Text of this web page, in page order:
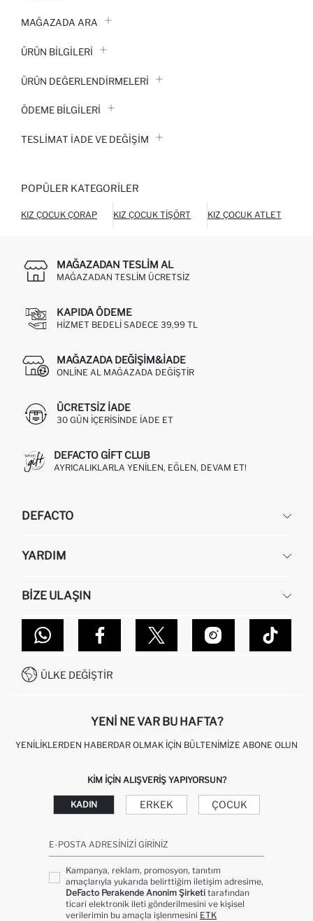
MAĞAZADA ARA
ÜRÜN BILGILERI
ÜRÜN DEĞERLENDİRMELERİ
ÖDEME BİLGİLERİ
TESLIMAT İADE VE DEĞIŞIM
POPÜLER KATEGORILER
KIZ ÇOCUK ÇORAP KIZ ÇOCUK TIŞÖRT KIZ ÇOCUK ATLET
MAĞAZADAN TESLIM AL
MAĞAZADAN TESLIM ÜCRETSIZ
KAPIDA ÖDEME
HIZMET BEDELI SADECE 39,99 TL
MAĞAZADA DEĞIŞIM&İADE
ONLINE AL MAĞAZADA DEĞIŞTIR
ÜCRETSIZ IADE
30 GÜN IÇERISINDE IADE ET
DEFACTO GIFT CLUB
AYRICALIKLARLA YENILEN, EĞLEN, DEVAM ET!
DEFACTO
HAKKIMIZDA
KURUMSAL SATIŞ
DEFACTO TEKNOLOJI
SITEMAP
YARDIM
SIPARIŞIMI NASIL TAKIP EDERIM?
NASIL İADE EDERIM?
GIFT CLUB SIKÇA SORULAN SORULAR
İŞLEM REHBERI
KAMPANYALAR
BIZE ULAŞIN
MAĞAZALARIMIZ
İLETIŞIM FORMU
0850 333 22 86
ÜLKE DEĞIŞTIR
YENI NE VAR BU HAFTA?
YENILIKLERDEN HABERDAR OLMAK İÇIN BÜLTENIMIZE ABONE OLUN
KIM IÇIN ALIŞVERIŞ YAPIYORSUN?
KADIN ERKEK ÇOCUK
E-POSTA ADRESINIZI GIRINIZ
Kampanya, reklam, promosyon, tanıtım
amaçlarıyla yukarıda belirttiğim iletişim adresime,
DeFacto Perakende Anonim Şirketi tarafından
ticari elektronik ileti gönderilmesini ve kişisel
verilerimin bu amaçla işlenmesini ETK